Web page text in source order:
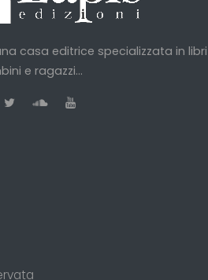
casa editrice specializzata in libri
e ragazzi...